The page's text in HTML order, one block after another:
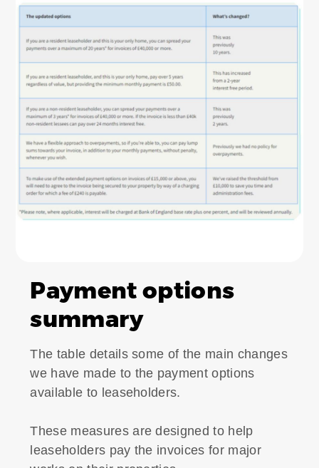
Payment options
summary
The table details some of the main changes
we have made to the payment options
available to leaseholders.
These measures are designed to help
leaseholders pay the invoices for major